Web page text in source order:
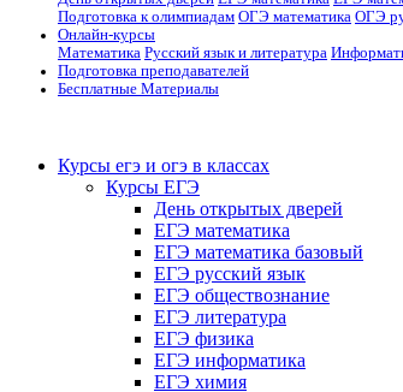
Подготовка к олимпиадам ОГЭ математика ОГЭ
Онлайн-курсы
Математика Русский язык и литература
Подготовка преподавателей
Бесплатные Материалы
Курсы егэ и огэ в классах
Курсы ЕГЭ
День открытых дверей
ЕГЭ математика
ЕГЭ математика базовый
ЕГЭ русский язык
ЕГЭ обществознание
ЕГЭ литература
ЕГЭ физика
ЕГЭ информатика
ЕГЭ химия